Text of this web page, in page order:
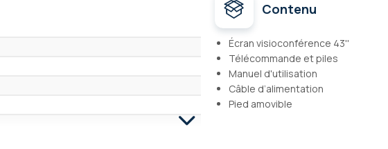
Contenu
Écran visioconférence 43''
Télécommande et piles
Manuel d'utilisation
Câble d’alimentation
Pied amovible